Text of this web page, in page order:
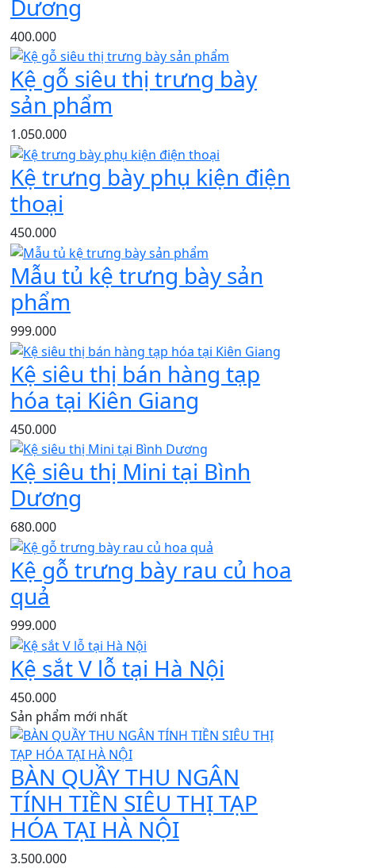
Dương
400.000
Kệ gỗ siêu thị trưng bày
sản phẩm
1.050.000
Kệ trưng bày phụ kiện điện
thoại
450.000
Mẫu tủ kệ trưng bày sản
phẩm
999.000
Kệ siêu thị bán hàng tạp
hóa tại Kiên Giang
450.000
Kệ siêu thị Mini tại Bình
Dương
680.000
Kệ gỗ trưng bày rau củ hoa
quả
999.000
Kệ sắt V lỗ tại Hà Nội
450.000
Sản phẩm mới nhất
BÀN QUẦY THU NGÂN
TÍNH TIỀN SIÊU THỊ TẠP
HÓA TẠI HÀ NỘI
3.500.000